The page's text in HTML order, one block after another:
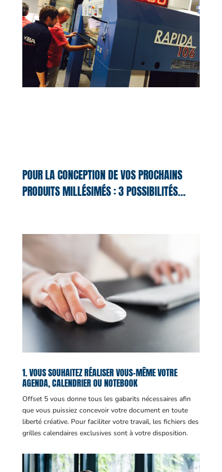
POUR LA CONCEPTION DE VOS PROCHAINS
PRODUITS MILLÉSIMÉS : 3 POSSIBILITÉS…
1. VOUS SOUHAITEZ RÉALISER VOUS-MÊME VOTRE
AGENDA, CALENDRIER OU NOTEBOOK
Offset 5 vous donne tous les gabarits nécessaires afin
que vous puissiez concevoir votre document en toute
liberté créative. Pour faciliter votre travail, les fichiers des
grilles calendaires exclusives sont à votre disposition.